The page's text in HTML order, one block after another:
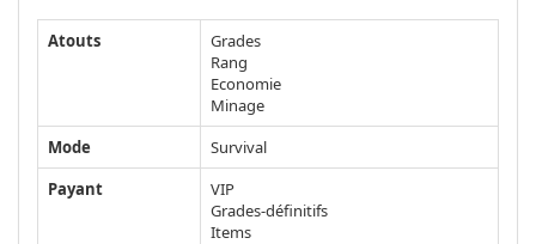
Atouts
Grades
Rang
Economie
Minage
Mode
Survival
Payant
VIP
Grades-définitifs
Items